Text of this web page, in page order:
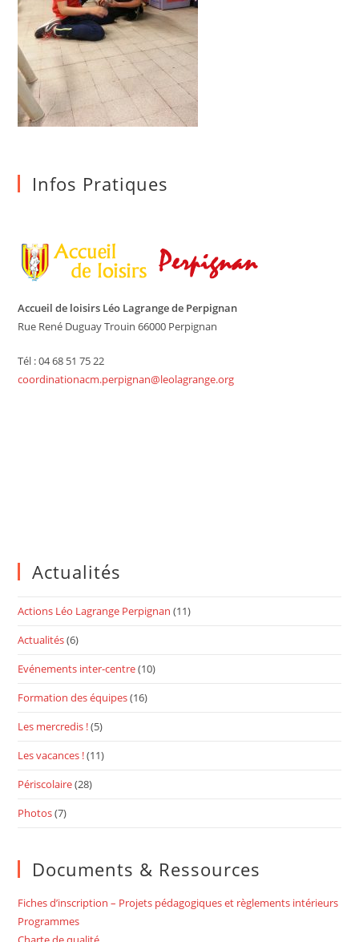
Infos Pratiques
Accueil de loisirs Léo Lagrange de Perpignan
Rue René Duguay Trouin 66000 Perpignan
Tél : 04 68 51 75 22
coordinationacm.perpignan@leolagrange.org
Actualités
Actions Léo Lagrange Perpignan (11)
Actualités(6)
Evénements inter-centre(10)
Formation des équipes(16)
Les mercredis !(5)
Les vacances !(11)
Périscolaire(28)
Photos(7)
Documents & Ressources
Fiches d’inscription – Projets pédagogiques et règlements intérieurs
Programmes